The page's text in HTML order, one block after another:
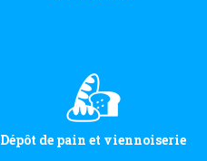
Dépôt de pain et viennoiserie